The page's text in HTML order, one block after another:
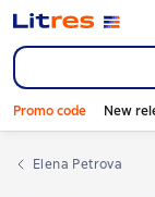
Promo code New
Elena Petrova